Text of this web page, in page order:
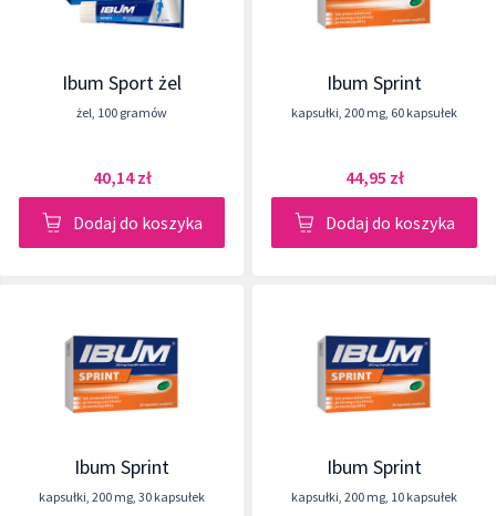
Ibum Sport żel
żel, 100 gramów
40,14 zł
Dodaj do koszyka
Ibum Sprint
kapsułki, 200 mg, 60 kapsułek
44,95 zł
Dodaj do koszyka
Ibum Sprint
kapsułki, 200 mg, 30 kapsułek
Ibum Sprint
kapsułki, 200 mg, 10 kapsułek